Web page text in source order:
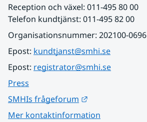
Reception och växel: 011-495 80 00
Telefon kundtjänst: 011-495 82 00
Organisationsnummer: 202100-0696
Epost: kundtjanst@smhi.se
Epost: registrator@smhi.se
Press
SMHIs frågeforum
Mer kontaktinformation